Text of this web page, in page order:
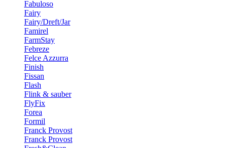
Fabuloso
Fairy
Fairy/Dreft/Jar
Famirel
FarmStay
Febreze
Felce Azzurra
Finish
Fissan
Flash
Flink & sauber
FlyFix
Forea
Formil
Franck Provost
Franck Provost